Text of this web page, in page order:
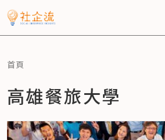
首頁
高雄餐旅大學